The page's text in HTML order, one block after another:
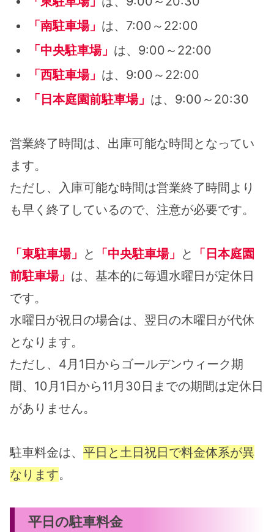
「南駐車場」 は、7:00～22:00
「中央駐車場」 は、9:00～22:00
「西駐車場」 は、9:00～22:00
「日本庭園前駐車場」 は、9:00～20:30
営業終了時間は、出庫可能な時間となってい
ます。
ただし、入庫可能な時間は営業終了時間より
も早く終了しているので、注意が必要です。
「東駐車場」 と 「中央駐車場」 と
「日本庭園
前駐車場」 は、基本的に毎週水曜日が定休日
です。
水曜日が祝日の場合は、翌日の木曜日が代休
となります。
ただし、4月1日からゴールデンウィーク期
間、10月1日から11月30日までの期間は定休日
がありません。
駐車料金は、 平日と土日祝日で料金体系が異
なります。
平日の駐車料金